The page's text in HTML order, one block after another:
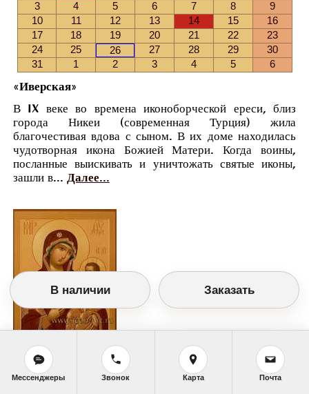
3
4 5 6 7 8
9
10
11 12 13 14 15
16
17
18 19 20 21 22
23
24
25 26 27 28 29
30
31
1 2 3 4 5 6
«Иверская»
В IX веке во времена иконоборческой ереси, близ
города Никеи (современная Турция) жила
благочестивая вдова с сыном. В их доме находилась
чудотворная икона Божией Матери. Когда воины,
посланные выискивать и уничтожать святые иконы,
зашли в... Далее...
Православный календарь
Среда, 26 Октября (13 Октября по старому
В наличии Заказать
Мессенджеры Звонок Карта Почта